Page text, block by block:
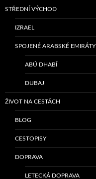
STŘEDNÍ VÝCHOD
IZRAEL
SPOJENÉ ARABSKÉ EMIRÁTY
ABÚ DHABÍ
DUBAJ
ŽIVOT NA CESTÁCH
BLOG
CESTOPISY
DOPRAVA
LETECKÁ DOPRAVA